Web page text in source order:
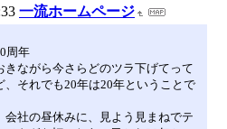
一流ホームページ
周年
きながら今さらどのツラ下げてって
、それでも20年は20年ということで
会社の昼休みに、見よう見まねでテ